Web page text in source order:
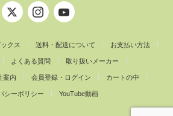
ックス 送料・配送について お支払い方法
よくある質問 取り扱いメーカー
案内 会員登録・ログイン カートの中
シーポリシー YouTube動画